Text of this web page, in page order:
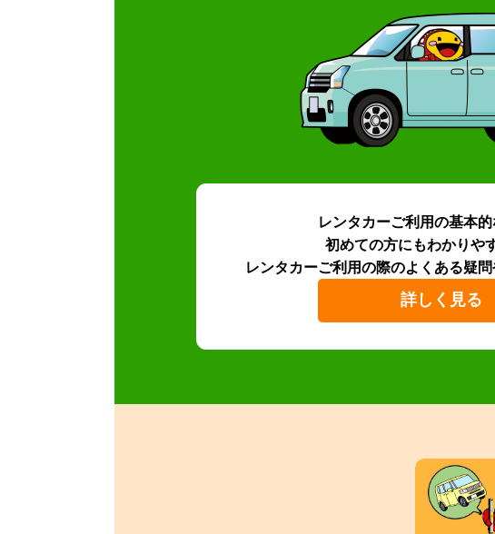
レンタカーご利用の基本
初めての方にもわかりや
レンタカーご利用の際のよくある疑問
詳しく見る